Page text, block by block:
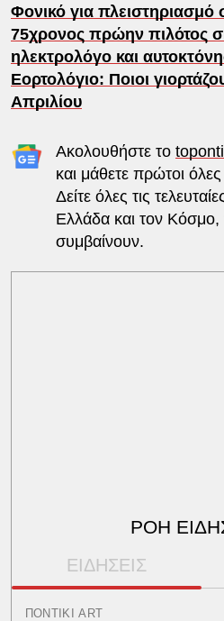
Φονικό για πλειστηριασμό
75χρονος πρώην πιλότος
ηλεκτρολόγο και
Εορτολόγιο: Ποιοι
Απριλίου
Ακολουθήστε το
και μάθετε πρώτοι όλες
Δείτε όλες τις
Ελλάδα και τον Κόσμο,
συμβαίνουν.
ΡΟΗ
ΕΙΔΗΣΕΙΣ
ΠΟΝΤΙΚΙ ART